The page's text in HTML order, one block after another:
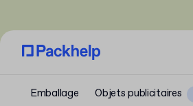
Emballage Objets publicitaires